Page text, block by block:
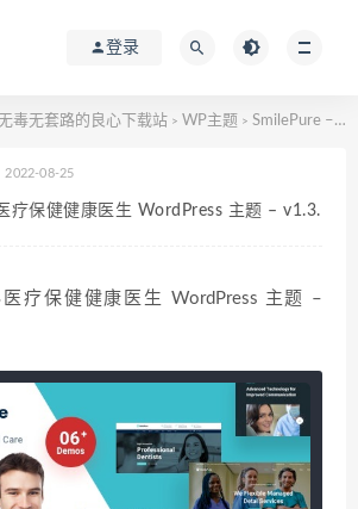
登录
毒无套路的良心下载站 > WP主题 > SmilePure – 牙科医疗保健健康医生 WordPress 主题 – v1.3.5
2022-08-25
疗保健健康医生 WordPress 主题 – v1.3.
医疗保健健康医生 WordPress 主题 –